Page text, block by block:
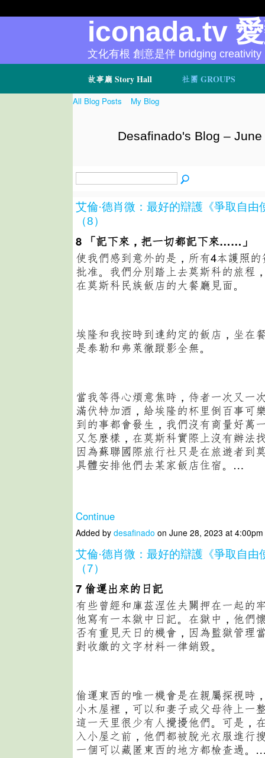
故事廳 Story Hall 社團 GROUPS
iconada.tv
文化有根 創意是伴 bridging creativity
All Blog Posts My Blog
Desafinado's Blog –
艾倫·德肖微：最好的辯護《爭取自由
（8）
8 「記下來，把一切都記下來…… 」
使我們感到意外的是，所有4本護照
批准。我們分別踏上去莫斯科的旅程
在莫斯科民族飯店的大餐廳見面。
埃隆和我按時到達約定的飯店，坐在
是泰勒和弗萊徹蹤影全無。
當我等得心煩意焦時，侍者一次又一
滿伏特加酒，給埃隆的杯里倒百事可
到的事都會發生，我們沒有商量好萬
又怎麼樣，在莫斯科實際上沒有辦法
因為蘇聯國際旅行社只是在旅遊者到
具體安排他們去某家飯店住宿。…
Continue
Added by desafinado on June 28, 2023 at
艾倫·德肖微：最好的辯護《爭取自由
（7）
7 偷運出來的日記
有些曾經和庫茲涅佐夫關押在一起的
他寫有一本獄中日記。在獄中，他們
否有重見天日的機會，因為監獄管理
對收繳的文字材料一律銷毀。
偷運東西的唯一機會是在親屬探視時
小木屋裡，可以和妻子或父母待上一
這一天里很少有人攪擾他們。可是，
入小屋之前，他們都被脫光衣服進行
一個可以藏匿東西的地方都檢查過。